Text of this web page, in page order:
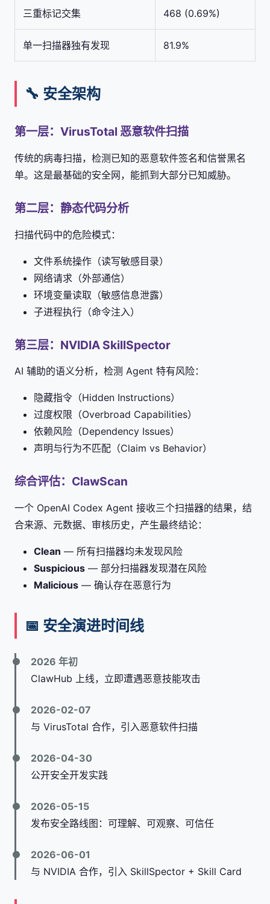
三重标记交集 468 (0.69%)
单一扫描器独有发现 81.9%
🔧 安全架构
第一层：VirusTotal 恶意软件扫描
传统的病毒扫描，检测已知的恶意软件签名和信誉黑名
单。这是最基础的安全网，能抓到大部分已知威胁。
第二层：静态代码分析
扫描代码中的危险模式：
文件系统操作（读写敏感目录）
网络请求（外部通信）
环境变量读取（敏感信息泄露）
子进程执行（命令注入）
第三层：NVIDIA SkillSpector
AI 辅助的语义分析，检测 Agent 特有风险：
隐藏指令（Hidden Instructions）
过度权限（Overbroad Capabilities）
依赖风险（Dependency Issues）
声明与行为不匹配（Claim vs Behavior）
综合评估：ClawScan
一个 OpenAI Codex Agent 接收三个扫描器的结果，结
合来源、元数据、审核历史，产生最终结论：
Clean — 所有扫描器均未发现风险
Suspicious — 部分扫描器发现潜在风险
Malicious — 确认存在恶意行为
📅 安全演进时间线
2026 年初
ClawHub 上线，立即遭遇恶意技能攻击
2026-02-07
与 VirusTotal 合作，引入恶意软件扫描
2026-04-30
公开安全开发实践
2026-05-15
发布安全路线图：可理解、可观察、可信任
2026-06-01
与 NVIDIA 合作，引入 SkillSpector + Skill Card